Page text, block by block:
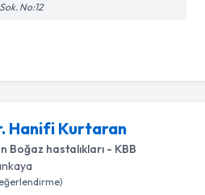
No:12
Hanifi Kurtaran
Boğaz hastalıkları - KBB